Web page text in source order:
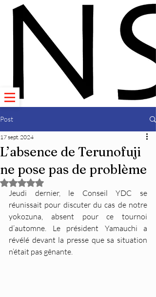
Post
L’absence de Terunofuji
ne pose pas de problème
17 sept. 2024
Noté NaN étoiles sur 5.
Jeudi dernier, le Conseil YDC se
réunissait pour discuter du cas de notre
yokozuna, absent pour ce tournoi
d’automne. Le président Yamauchi a
révélé devant la presse que sa situation
n’était pas gênante.